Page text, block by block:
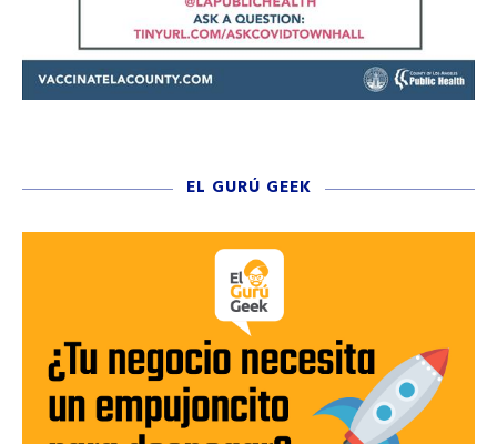
EL GURÚ GEEK